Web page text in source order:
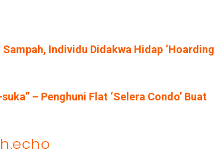
Individu Didakwa Hidap ‘Hoarding
– Penghuni Flat ‘Selera Condo’ Buat